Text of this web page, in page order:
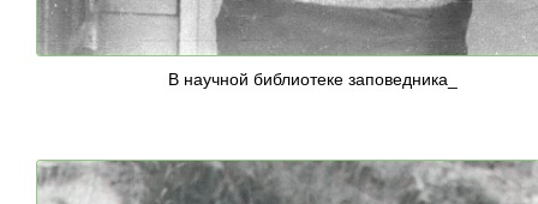
В научной библиотеке заповедника_